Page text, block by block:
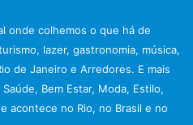
onde colhemos o que há de
lazer, gastronomia, música,
de Janeiro e Arredores. E mais
Bem Estar, Moda, Estilo,
acontece no Rio, no Brasil e no